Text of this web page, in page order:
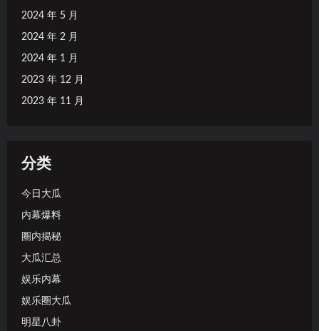
2024 年 5 月
2024 年 2 月
2024 年 1 月
2023 年 12 月
2023 年 11 月
分类
今日大瓜
内幕爆料
圈内揭秘
大瓜汇总
娱乐内幕
娱乐圈大瓜
明星八卦